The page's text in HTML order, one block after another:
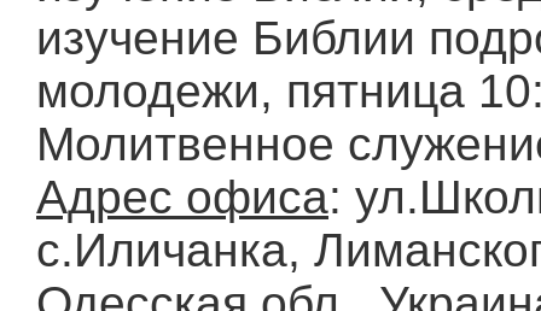
изучение Библии
молодежи, пятница
Молитвенное
Адрес офиса:
с.Иличанка,